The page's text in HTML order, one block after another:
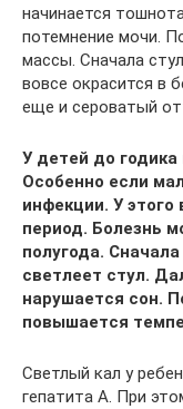
начинается
потемнение мочи.
массы. Сначала
вовсе окрасится в
еще и сероватый
У детей до годика
Особенно если
инфекции. У
период. Болезнь
полугода.
светлеет стул.
нарушается сон.
повышается
Светлый кал у
гепатита А. При